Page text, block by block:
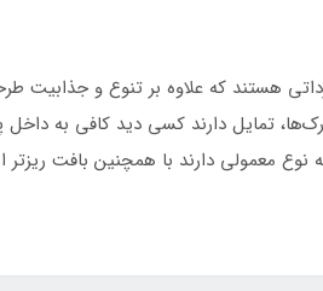
یک وارداتی
هستند که علاوه بر تنوع و جذابیت
تمایل دارند کسی دید کافی به داخل
معمولی دارند با همچنین بافت